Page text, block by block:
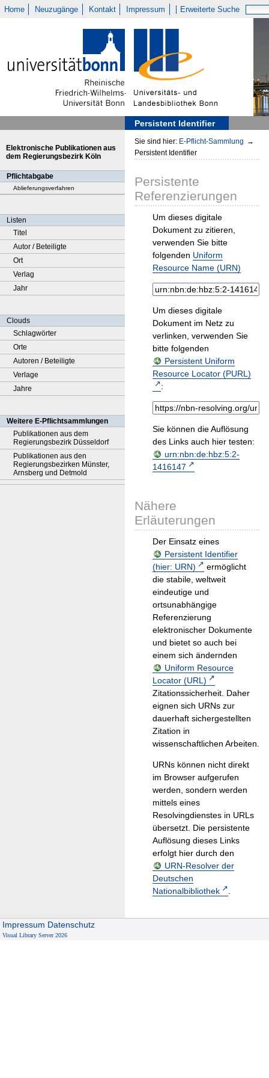
Home Neuzugänge Kontakt Impressum Erweiterte Suche
Persistent Identifier
Elektronische Publikationen aus
dem Regierungsbezirk Köln
Pflichtabgabe
Ablieferungsverfahren
Listen
Titel
Autor / Beteiligte
Ort
Verlag
Jahr
Clouds
Schlagwörter
Orte
Autoren / Beteiligte
Verlage
Jahre
Weitere E-Pflichtsammlungen
Publikationen aus dem
Regierungsbezirk Düsseldorf
Publikationen aus den
Regierungsbezirken Münster,
Arnsberg und Detmold
Sie sind hier: E-Pflicht-Sammlung →
Persistent Identifier
Persistente
Referenzierungen
Um dieses digitale
Dokument zu zitieren,
verwenden Sie bitte
folgenden Uniform
Resource Name (URN)
Um dieses digitale
Dokument im Netz zu
verlinken, verwenden Sie
bitte folgenden
Persistent Uniform
Resource Locator (PURL)
:
Sie können die Auflösung
des Links auch hier testen:
urn:nbn:de:hbz:5:2-
1416147
Nähere
Erläuterungen
Der Einsatz eines
Persistent Identifier
(hier: URN)
ermöglicht
die stabile, weltweit
eindeutige und
ortsunabhängige
Referenzierung
elektronischer Dokumente
und bietet so auch bei
einem sich ändernden
Uniform Resource
Locator (URL)
Zitationssicherheit. Daher
eignen sich URNs zur
dauerhaft sichergestellten
Zitation in
wissenschaftlichen Arbeiten.
URNs können nicht direkt
im Browser aufgerufen
werden, sondern werden
mittels eines
Resolvingdienstes in URLs
übersetzt. Die persistente
Auflösung dieses Links
erfolgt hier durch den
URN-Resolver der
Deutschen
Nationalbibliothek
.
Impressum Datenschutz
Visual Library Server 2026